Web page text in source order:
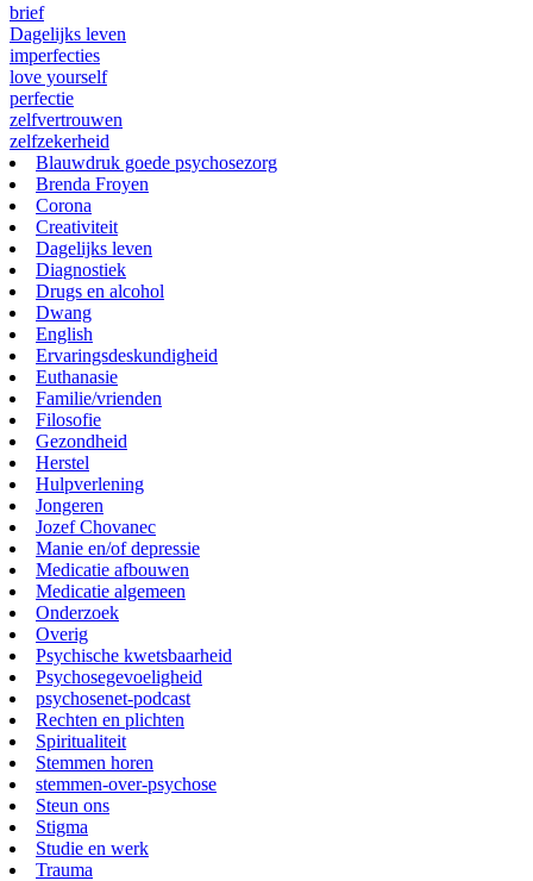
brief
Dagelijks leven
imperfecties
love yourself
perfectie
zelfvertrouwen
zelfzekerheid
Blauwdruk goede psychosezorg
Brenda Froyen
Corona
Creativiteit
Dagelijks leven
Diagnostiek
Drugs en alcohol
Dwang
English
Ervaringsdeskundigheid
Euthanasie
Familie/vrienden
Filosofie
Gezondheid
Herstel
Hulpverlening
Jongeren
Jozef Chovanec
Manie en/of depressie
Medicatie afbouwen
Medicatie algemeen
Onderzoek
Overig
Psychische kwetsbaarheid
Psychosegevoeligheid
psychosenet-podcast
Rechten en plichten
Spiritualiteit
Stemmen horen
stemmen-over-psychose
Steun ons
Stigma
Studie en werk
Trauma